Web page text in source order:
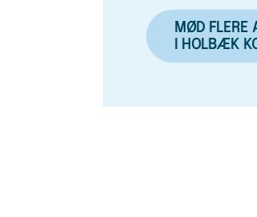
MØD FLERE
I HOLBÆK